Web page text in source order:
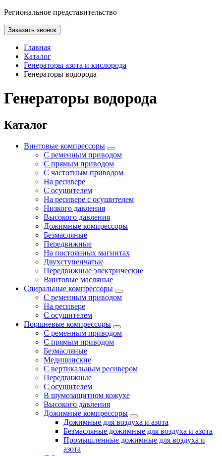
Региональное представительство
Заказать звонок
Главная
Каталог
Генераторы азота и кислорода
Генераторы водорода
Генераторы водорода
Каталог
Винтовые компрессоры
С ременным приводом
С прямым приводом
С частотным приводом
На ресивере
С осушителем
На ресивере с осушителем
Низкого давления
Высокого давления
Дожимные компрессоры
Безмасляные
Передвижные
На постоянных магнитах
Двухступенчатые
Передвижные электрические
Винтовые масляные
Спиральные компрессоры
С ременным приводом
На ресивере
С осушителем
Поршневые компрессоры
С ременным приводом
С прямым приводом
Безмасляные
Медицинские
С вертикальным ресивером
Передвижные
С осушителем
В шумозащитном кожухе
Высокого давления
Дожимные компрессоры
Дожимные для воздуха и азота
Безмасляные дожимные для воздуха и азота
Промышленные дожимные для воздуха и
азота